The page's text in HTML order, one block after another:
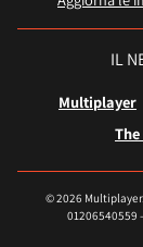
IL
Multiplayer
© 2026
01206540559